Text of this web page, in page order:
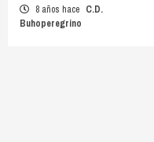
8 años hace C.D.
Buhoperegrino